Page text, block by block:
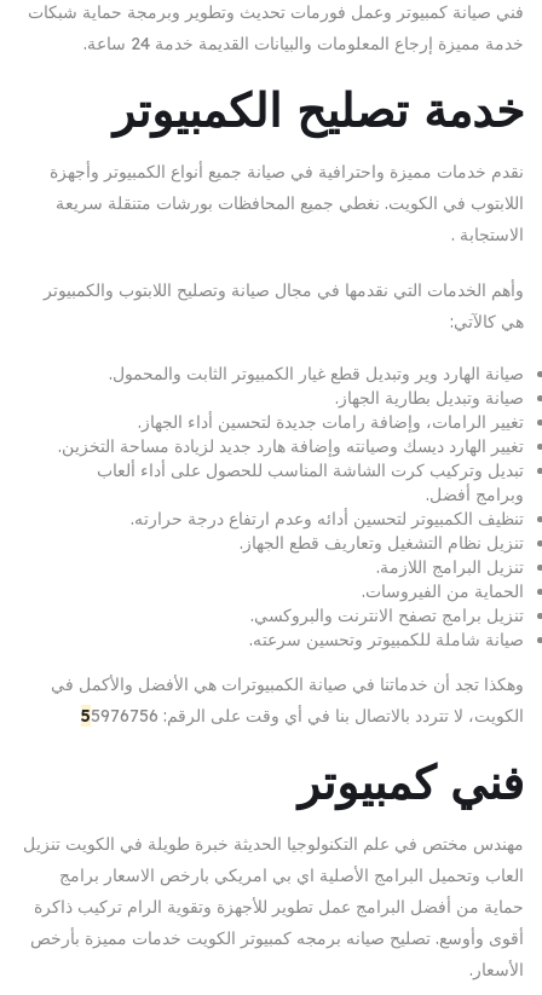
فني صيانة كمبيوتر وعمل فورمات تحديث وتطوير وبرمجة حماية شبكات
خدمة مميزة إرجاع المعلومات والبيانات القديمة خدمة 24 ساعة.
خدمة تصليح الكمبيوتر
نقدم خدمات مميزة واحترافية في صيانة جميع أنواع الكمبيوتر وأجهزة
اللابتوب في الكويت. نغطي جميع المحافظات بورشات متنقلة سريعة
الاستجابة .
وأهم الخدمات التي نقدمها في مجال صيانة وتصليح اللابتوب والكمبيوتر
هي كالآتي:
صيانة الهارد وير وتبديل قطع غيار الكمبيوتر الثابت والمحمول.
صيانة وتبديل بطارية الجهاز.
تغيير الرامات، وإضافة رامات جديدة لتحسين أداء الجهاز.
تغيير الهارد ديسك وصيانته وإضافة هارد جديد لزيادة مساحة التخزين.
تبديل وتركيب كرت الشاشة المناسب للحصول على أداء ألعاب
وبرامج أفضل.
تنظيف الكمبيوتر لتحسين أدائه وعدم ارتفاع درجة حرارته.
تنزيل نظام التشغيل وتعاريف قطع الجهاز.
تنزيل البرامج اللازمة.
الحماية من الفيروسات.
تنزيل برامج تصفح الانترنت والبروكسي.
صيانة شاملة للكمبيوتر وتحسين سرعته.
وهكذا تجد أن خدماتنا في صيانة الكمبيوترات هي الأفضل والأكمل في
الكويت، لا تتردد بالاتصال بنا في أي وقت على الرقم:
55976756
فني كمبيوتر
مهندس مختص في علم التكنولوجيا الحديثة خبرة طويلة في الكويت تنزيل
العاب وتحميل البرامج الأصلية اي بي امريكي بارخص الاسعار برامج
حماية من أفضل البرامج عمل تطوير للأجهزة وتقوية الرام تركيب ذاكرة
أقوى وأوسع. تصليح صيانه برمجه كمبيوتر الكويت خدمات مميزة بأرخص
الأسعار.